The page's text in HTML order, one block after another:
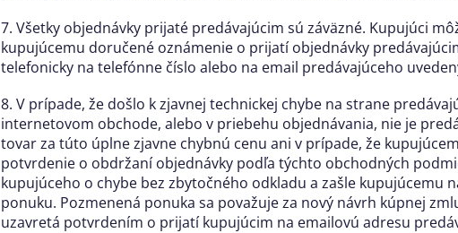
7. Všetky objednávky prijaté predávajúcim sú záväzné. Kupujúci
kupujúcemu doručené oznámenie o prijatí objednávky
telefonicky na telefónne číslo alebo na email predávajúceho
8. V prípade, že došlo k zjavnej technickej chybe na strane
internetovom obchode, alebo v priebehu objednávania, nie je
tovar za túto úplne zjavne chybnú cenu ani v prípade, že
potvrdenie o obdržaní objednávky podľa týchto obchodných
kupujúceho o chybe bez zbytočného odkladu a zašle kupujúcemu
ponuku. Pozmenená ponuka sa považuje za nový návrh kúpnej
uzavretá potvrdením o prijatí kupujúcim na emailovú adresu